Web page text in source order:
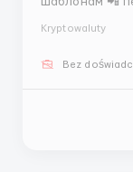
$1000 • 3
Kryptowaluty
Bez